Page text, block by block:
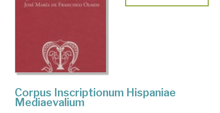
Corpus Inscriptionum Hispaniae
Mediaevalium